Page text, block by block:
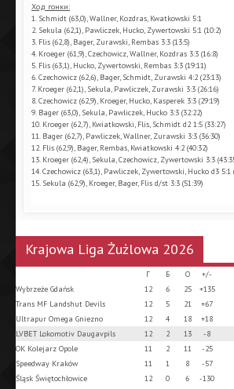
Ход гонки:
1. Schmidt (63,0), Wallner, Kozdras, Kwatkowski 5:1
2. Sekula (62,1), Pawliczek, Hucko, Zywertowski 5:1 (10:2)
3. Flis (62,8), Bager, Zurawski, Rembas 3:3 (13:5)
4. Kroeger (61,9), Czechowicz, Wallner, Kozdras 3:3 (16:8)
5. Flis (63,1), Hucko, Zywertowski, Rembas 3:3 (19:11)
6. Czechowicz (62,6), Bager, Schmidt, Zurawski 4:2 (23:13)
7. Kroeger (62,1), Sekula, Pawliczek, Zurawski 3:3 (26:16)
8. Czechowicz (62,9), Kroeger, Hucko, Kasperek 3:3 (29:19)
9. Bager (63,0), Sekula, Pawliczek, Hucko 3:3 (32:22)
10. Kroeger (62,7), Kwiatkowski, Flis, Schmidt d2 1:5 (33:27)
11. Bager (62,7), Pawliczek, Wallner, Zurawski 3:3 (36:30)
12. Flis (62,9), Bager, Rembas, Kwiatkowski 4:2 (40:32)
13. Kroeger (62,4), Sekula, Czechowicz, Zywertowski 3:3
14. Czechowicz (63,1), Pawliczek, Zywertowski, Hucko d3 5:1
15. Sekula (62,9), Kroeger, Bager, Flis d/st 3:3 (51:39)
Krajowa Liga Żużlowa 2026
Г Б О
+/-
Wybrzeże Gdańsk
12 6 25
+135
Trans MF Landshut Devils
12 5 21
+67
Ultrapur Omega Gniezno
12 4 18
+18
LVBET Lokomotiv Daugavpils
12 2 13
-8
OK Kolejarz Opole
11 2 11
-25
Speedway Kraków
11 1 8
-57
Śląsk Świętochłowice
12 0 6 -130